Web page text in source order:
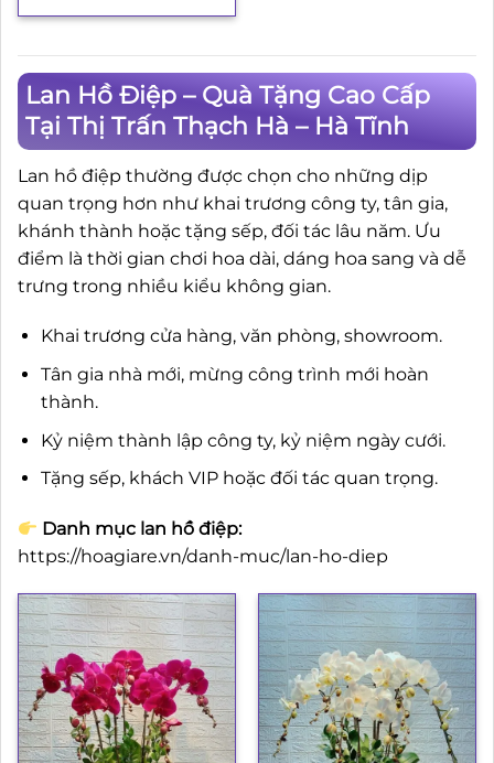
Lan Hồ Điệp – Quà Tặng Cao Cấp
Tại Thị Trấn Thạch Hà – Hà Tĩnh
Lan hồ điệp thường được chọn cho những dịp
quan trọng hơn như khai trương công ty, tân gia,
khánh thành hoặc tặng sếp, đối tác lâu năm. Ưu
điểm là thời gian chơi hoa dài, dáng hoa sang và dễ
trưng trong nhiều kiểu không gian.
Khai trương cửa hàng, văn phòng, showroom.
Tân gia nhà mới, mừng công trình mới hoàn
thành.
Kỷ niệm thành lập công ty, kỷ niệm ngày cưới.
Tặng sếp, khách VIP hoặc đối tác quan trọng.
Danh mục lan hồ điệp:
https://hoagiare.vn/danh-muc/lan-ho-diep